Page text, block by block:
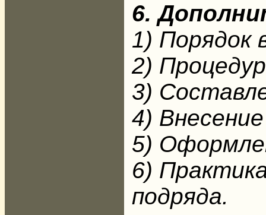
6.
1) Порядок
2)
3)
4)
5)
6)
подряда.